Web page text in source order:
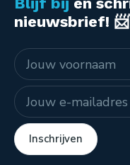
nieuwsbrief! 📨
Naam
E-mailadres
Inschrijven